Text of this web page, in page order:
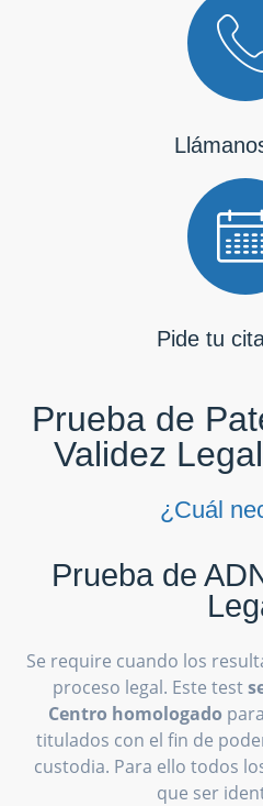
Pide tu
Prueba de
Validez
¿Cuál
Prueba de
Se require cuando los
proceso legal. Este test
Centro homologado
titulados con el fin de
custodia. Para ello todos
que ser